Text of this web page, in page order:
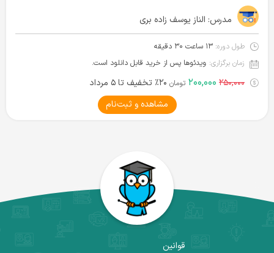
مدرس: الناز یوسف زاده بری
طول دوره: ۱۳ ساعت ۳۰ دقیقه
زمان برگزاری: ویدئوها پس از خرید قابل دانلود است.
۲۵۰,۰۰۰ ۲۰۰,۰۰۰ تومان ۲۰٪ تخفیف تا ۵ مرداد
مشاهده و ثبت‌نام
قوانین